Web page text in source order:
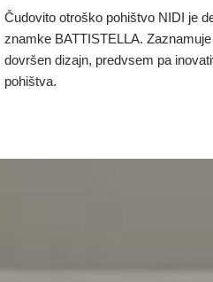
Čudovito otroško pohištvo NIDI je
znamke BATTISTELLA.
dovršen dizajn, predvsem pa
pohištva.